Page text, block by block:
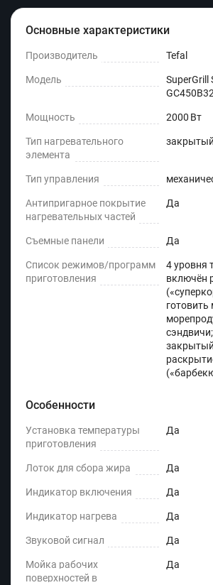
Основные характеристики
Производитель Tefal
Модель
SuperGrill
Мощность 2000 Вт
Тип нагревательного
элемента
закрытый
Тип управления
Антипригарное покрытие
нагревательных частей
Да
Съемные панели Да
Список режимов/программ
приготовления
4 уровня
включён
готовить
Особенности
Установка температуры
приготовления
Да
Лоток для сбора жира Да
Индикатор включения Да
Индикатор нагрева Да
Звуковой сигнал Да
Мойка рабочих
поверхностей в
Да